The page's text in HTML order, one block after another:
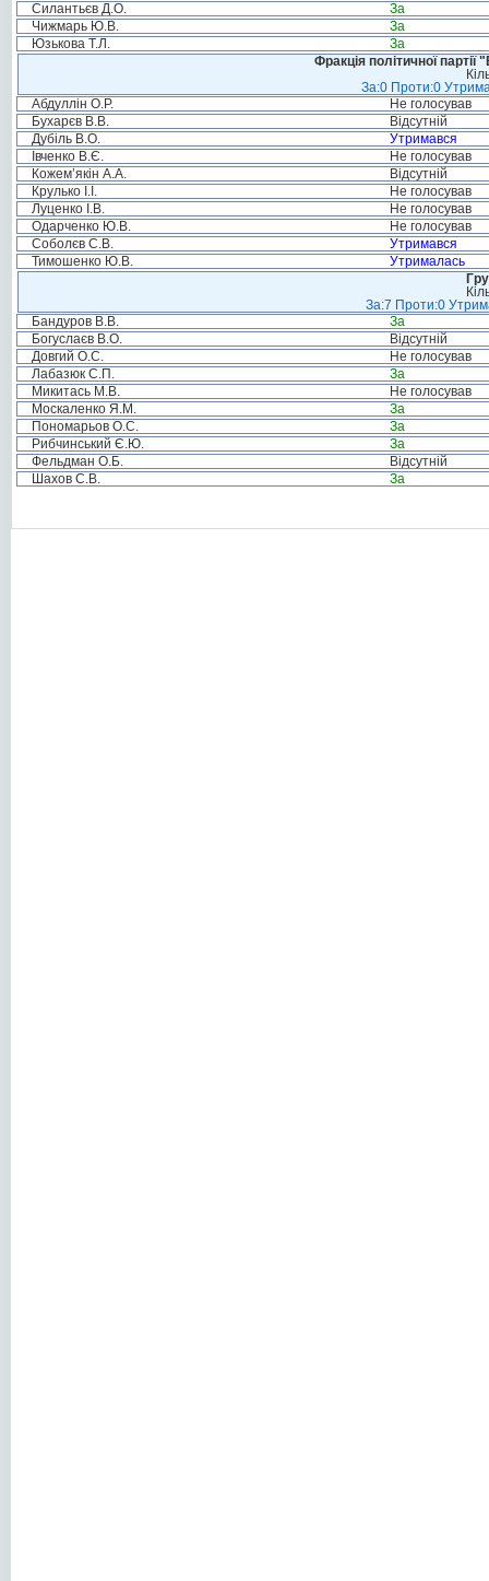
Силантьєв Д.О.
За
Чижмарь Ю.В.
За
Юзькова Т.Л.
За
Фракція політичної
За:0 Проти:0
Абдуллін О.Р.
Не голосував
Бухарєв В.В.
Відсутній
Дубіль В.О.
Утримався
Івченко В.Є.
Не голосував
Кожем’якін А.А.
Відсутній
Крулько І.І.
Не голосував
Луценко І.В.
Не голосував
Одарченко Ю.В.
Не голосував
Соболєв С.В.
Утримався
Тимошенко Ю.В.
Утрималась
За:7 Проти:0
Бандуров В.В.
За
Богуслаєв В.О.
Відсутній
Довгий О.С.
Не голосував
Лабазюк С.П.
За
Микитась М.В.
Не голосував
Москаленко Я.М.
За
Пономарьов О.С.
За
Рибчинський Є.Ю.
За
Фельдман О.Б.
Відсутній
Шахов С.В.
За